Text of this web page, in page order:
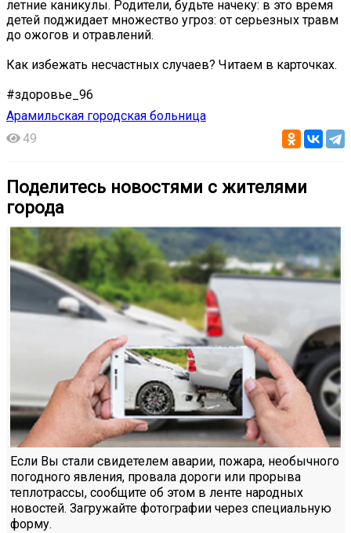
летние каникулы. Родители, будьте начеку: в это время
детей поджидает множество угроз: от серьезных травм
до ожогов и отравлений.
️Как избежать несчастных случаев? Читаем в карточках.
#здоровье_96
Арамильская городская больница
49
Поделитесь новостями с жителями
города
Если Вы стали свидетелем аварии, пожара, необычного
погодного явления, провала дороги или прорыва
теплотрассы, сообщите об этом в ленте народных
новостей. Загружайте фотографии через специальную
форму.